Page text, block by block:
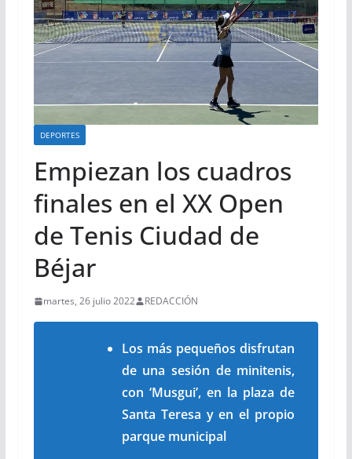
DEPORTES
Empiezan los cuadros
finales en el XX Open
de Tenis Ciudad de
Béjar
martes, 26 julio 2022 REDACCIÓN
Los más pequeños disfrutan
de una sesión de minitenis,
con ‘Musgui’, en la plaza de
Santa Teresa y en el propio
parque municipal